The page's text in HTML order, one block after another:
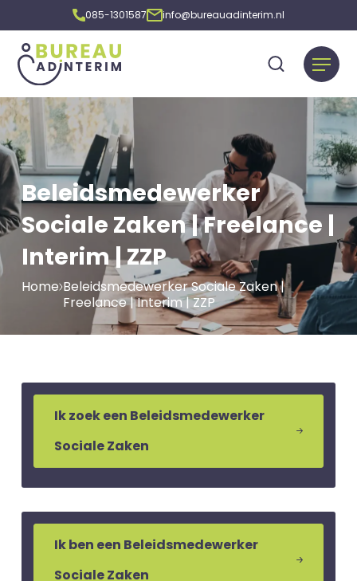
085-1301587 info@bureauadinterim.nl
Beleidsmedewerker
Sociale Zaken | Freelance |
Interim | ZZP
Home Beleidsmedewerker Sociale Zaken |
Freelance | Interim | ZZP
Ik zoek een Beleidsmedewerker
Sociale Zaken
Ik ben een Beleidsmedewerker
Sociale Zaken